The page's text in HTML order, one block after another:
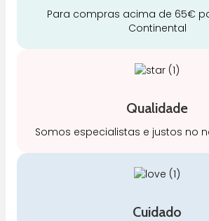
Para compras acima de 65€
Continental
Qualidade
Somos especialistas e justos no
Cuidado